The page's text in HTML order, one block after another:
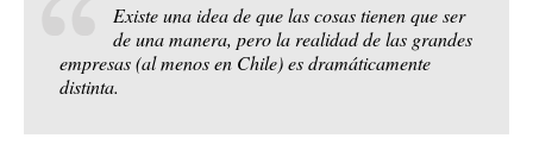
Existe una idea de que las cosas tienen que ser
de una manera, pero la realidad de las grandes
empresas (al menos en Chile) es dramáticamente
distinta.